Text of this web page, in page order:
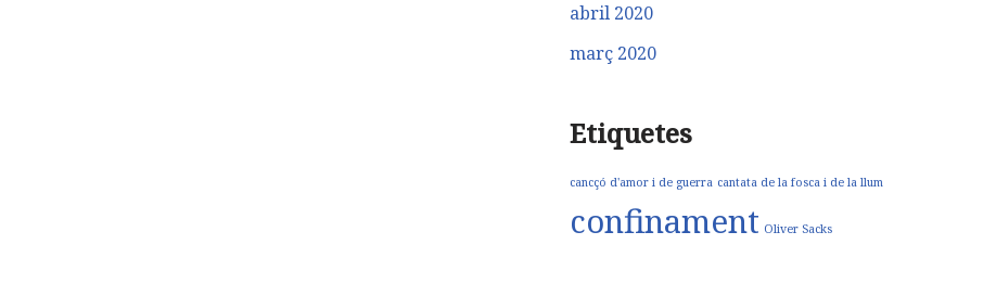
abril 2020
març 2020
Etiquetes
cancçó d'amor i de guerra cantata de la fosca i de la llum
confinament Oliver Sacks